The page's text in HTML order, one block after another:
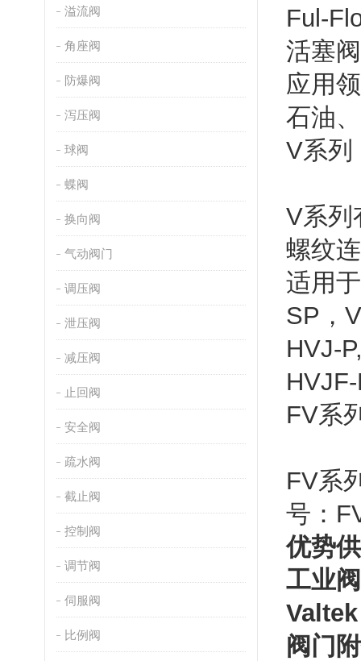
溢流阀
角座阀
防爆阀
泻压阀
球阀
蝶阀
换向阀
气动阀门
调压阀
泄压阀
减压阀
止回阀
安全阀
疏水阀
截止阀
控制阀
调节阀
伺服阀
比例阀
Ful-
活塞
应用
石油
V系列
V系列
螺纹
适用
SP，
HVJ-
FV系
FV系
号：
优势
工业
Valtek
阀门